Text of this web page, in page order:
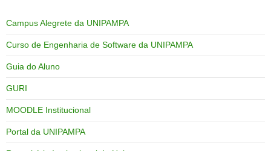
Campus Alegrete da UNIPAMPA
Curso de Engenharia de Software da UNIPAMPA
Guia do Aluno
GURI
MOODLE Institucional
Portal da UNIPAMPA